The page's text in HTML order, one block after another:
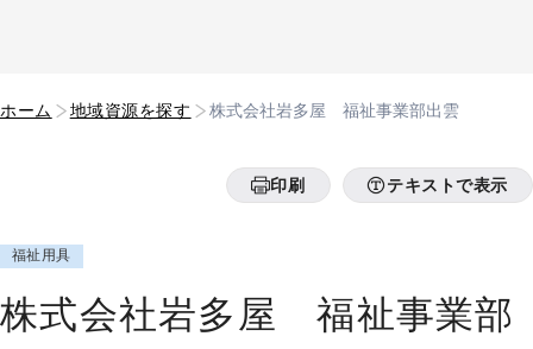
ホーム 地域資源を探す 株式会社岩多屋 福祉事業部出雲
印刷 テキストで表示
福祉用具
株式会社岩多屋 福祉事業部